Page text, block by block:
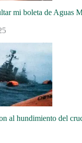
mi boleta de Aguas
al hundimiento del